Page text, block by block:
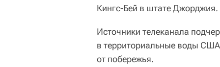
Кингс-Бей в штате Джорджия.
Источники телеканала
в территориальные воды
от побережья.